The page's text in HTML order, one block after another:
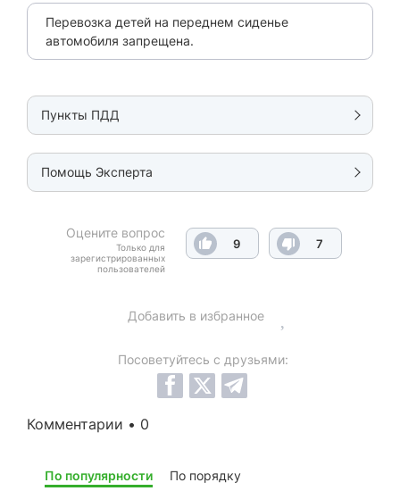
Перевозка детей на переднем сиденье
автомобиля запрещена.
Пункты ПДД
Помощь Эксперта
Оцените вопрос
Только для
зарегистрированных
пользователей
9 7
Добавить в избранное
Посоветуйтесь с друзьями:
Комментарии • 0
По популярности По порядку